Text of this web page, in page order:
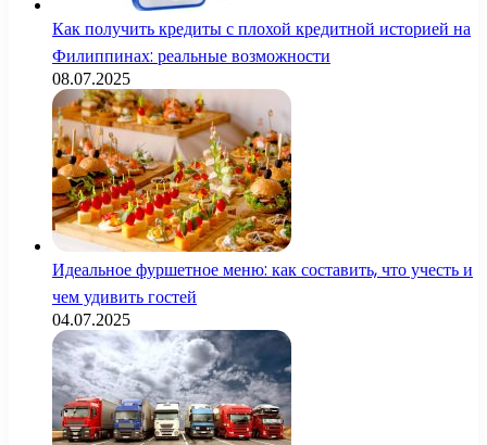
Как получить кредиты с плохой кредитной историей на
Филиппинах: реальные возможности
08.07.2025
Идеальное фуршетное меню: как составить, что учесть и
чем удивить гостей
04.07.2025